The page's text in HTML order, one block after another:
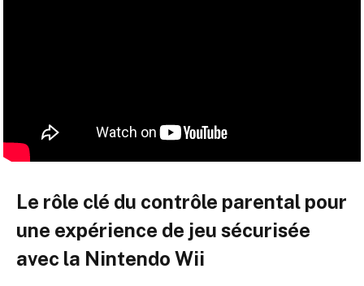
Le rôle clé du contrôle parental pour
une expérience de jeu sécurisée
avec la Nintendo Wii